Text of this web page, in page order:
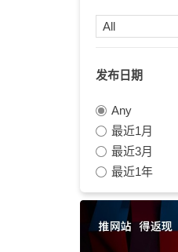
剧情
英雄
希望
中世纪
弦乐
预告
动作
All
发布日期
Any
最近1月
最近3月
最近1年